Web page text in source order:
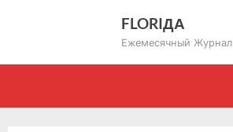
FLORIДА
Ежемесячный Журнал